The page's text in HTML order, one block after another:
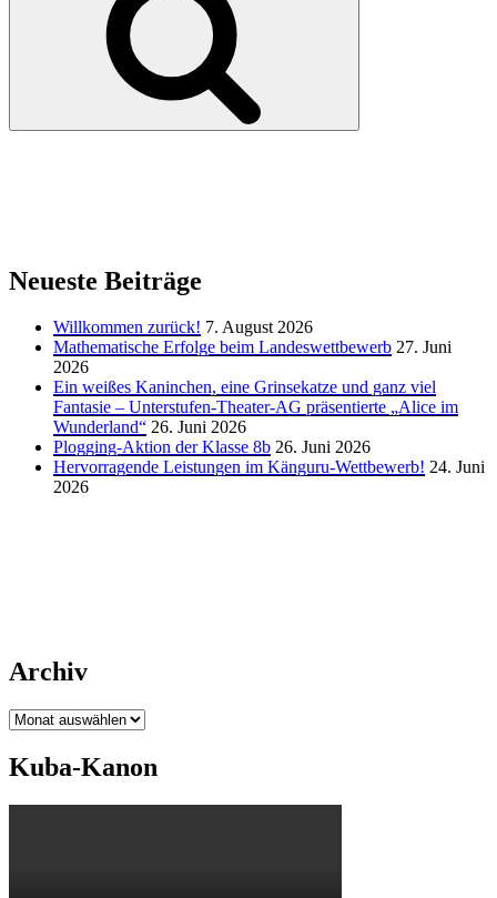
Neueste Beiträge
Willkommen zurück! 7. August 2026
Mathematische Erfolge beim Landeswettbewerb 27. Juni
2026
Ein weißes Kaninchen, eine Grinsekatze und ganz viel
Fantasie – Unterstufen-Theater-AG präsentierte „Alice im
Wunderland“ 26. Juni 2026
Plogging-Aktion der Klasse 8b 26. Juni 2026
Hervorragende Leistungen im Känguru-Wettbewerb! 24. Juni
2026
Archiv
Archiv
Kuba-Kanon